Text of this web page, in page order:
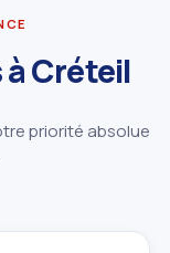
à Créteil
priorité absolue